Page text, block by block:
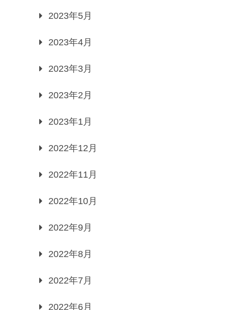
2023年5月
2023年4月
2023年3月
2023年2月
2023年1月
2022年12月
2022年11月
2022年10月
2022年9月
2022年8月
2022年7月
2022年6月